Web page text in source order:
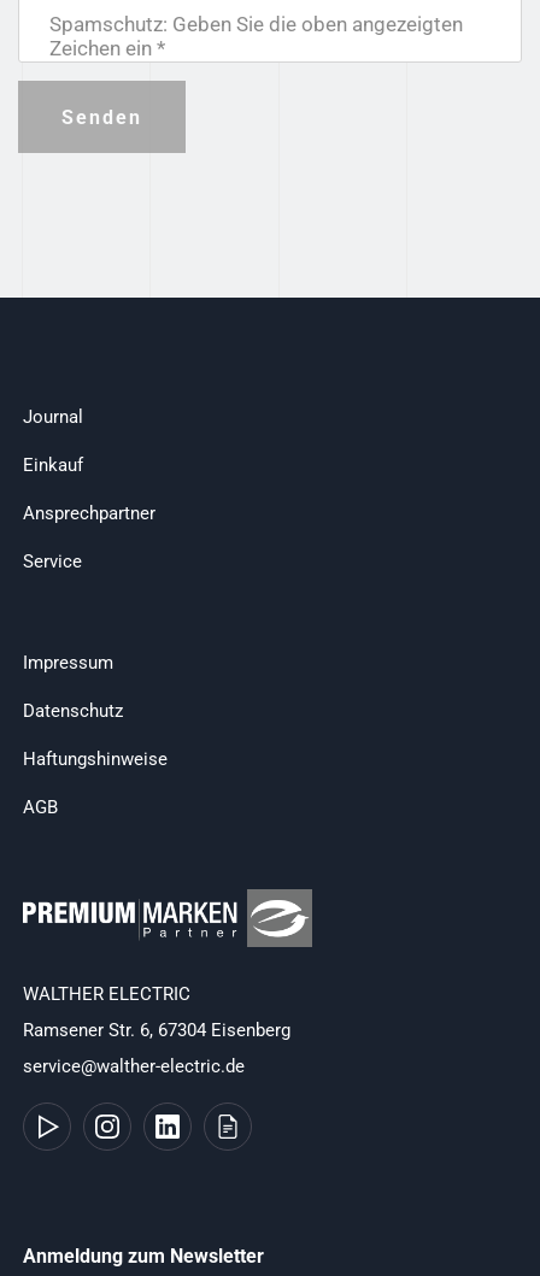
Spamschutz: Geben Sie die oben angezeigten
Zeichen ein *
Senden
Journal
Einkauf
Ansprechpartner
Service
Impressum
Datenschutz
Haftungshinweise
AGB
WALTHER ELECTRIC
Ramsener Str. 6, 67304 Eisenberg
service@walther-electric.de
Anmeldung zum Newsletter